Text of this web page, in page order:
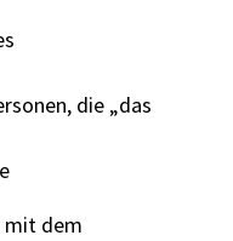
die „das
mit dem